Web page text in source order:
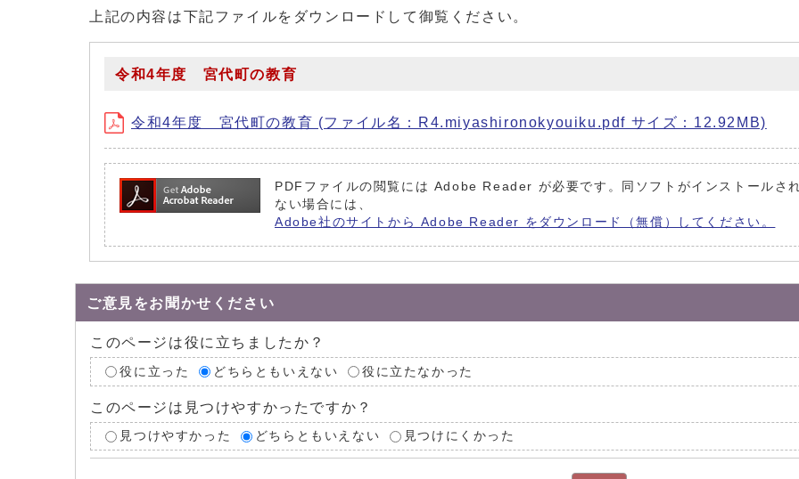
上記の内容は下記ファイルをダウンロードして御覧ください。
令和4年度 宮代町の教育
令和4年度 宮代町の教育 (ファイル名：R4.miyashironokyouiku.pdf サイズ：12.92MB)
PDFファイルの閲覧には Adobe Reader が必要です。同ソフトがインストールさ
ない場合には、
Adobe社のサイトから Adobe Reader をダウンロード（無償）してください。
ご意見をお聞かせください
このページは役に立ちましたか？
役に立った どちらともいえない 役に立たなかった
このページは見つけやすかったですか？
見つけやすかった どちらともいえない 見つけにくかった